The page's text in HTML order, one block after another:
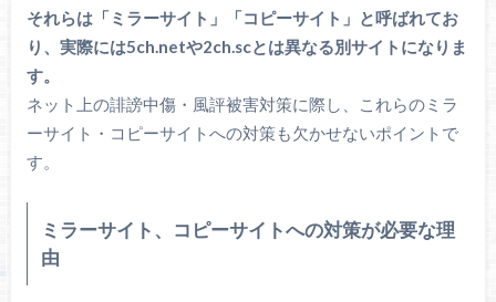
それらは「ミラーサイト」「コピーサイト」と呼ばれてお
り、実際には5ch.netや2ch.scとは異なる別サイトになりま
す。
ネット上の誹謗中傷・風評被害対策に際し、これらのミラ
ーサイト・コピーサイトへの対策も欠かせないポイントで
す。
ミラーサイト、コピーサイトへの対策が必要な理
由